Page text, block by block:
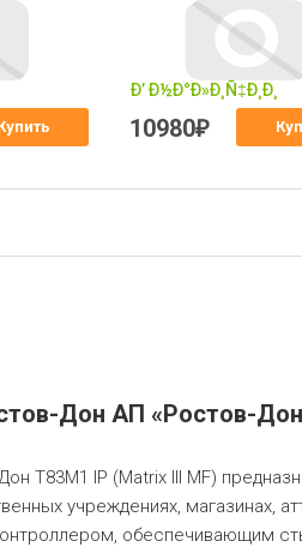
10980₽
Дон АП «Ростов-
Т83М1 IP (Matrix III MF)
учреждениях, магазинах,
обеспечивающим